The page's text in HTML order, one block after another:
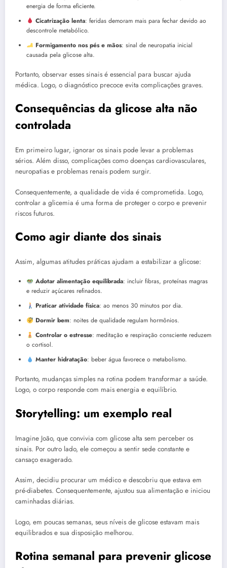
energia de forma eficiente.
Cicatrização lenta: feridas demoram mais para fechar devido ao
descontrole metabólico.
Formigamento nos pés e mãos: sinal de neuropatia inicial
causada pela glicose alta.
Portanto, observar esses sinais é essencial para buscar ajuda
médica. Logo, o diagnóstico precoce evita complicações graves.
Consequências da glicose alta não
controlada
Em primeiro lugar, ignorar os sinais pode levar a problemas
sérios. Além disso, complicações como doenças cardiovasculares,
neuropatias e problemas renais podem surgir.
Consequentemente, a qualidade de vida é comprometida. Logo,
controlar a glicemia é uma forma de proteger o corpo e prevenir
riscos futuros.
Como agir diante dos sinais
Assim, algumas atitudes práticas ajudam a estabilizar a glicose:
Adotar alimentação equilibrada: incluir fibras, proteínas magras
e reduzir açúcares refinados.
Praticar atividade física: ao menos 30 minutos por dia.
Dormir bem: noites de qualidade regulam hormônios.
Controlar o estresse: meditação e respiração consciente reduzem
o cortisol.
Manter hidratação: beber água favorece o metabolismo.
Portanto, mudanças simples na rotina podem transformar a saúde.
Logo, o corpo responde com mais energia e equilíbrio.
Storytelling: um exemplo real
Imagine João, que convivia com glicose alta sem perceber os
sinais. Por outro lado, ele começou a sentir sede constante e
cansaço exagerado.
Assim, decidiu procurar um médico e descobriu que estava em
pré-diabetes. Consequentemente, ajustou sua alimentação e iniciou
caminhadas diárias.
Logo, em poucas semanas, seus níveis de glicose estavam mais
equilibrados e sua disposição melhorou.
Rotina semanal para prevenir glicose